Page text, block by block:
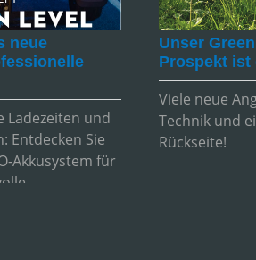
neue
Ladezeiten und
Entdecken Sie
Akkusystem für
Unser
Prospekt ist
Viele neue
Technik und
Rückseite!